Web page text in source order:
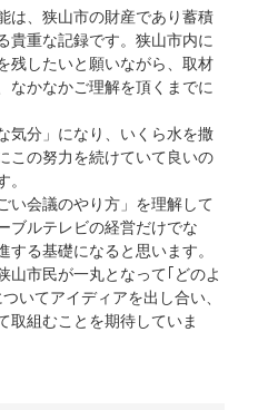
は、狭山市の財産であり蓄積
貴重な記録です。狭山市内に
残したいと願いながら、取材
なかなかご理解を頂くまでに
気分」になり、いくら水を撒
この努力を続けていて良いの
い会議のやり方」を理解して
ブルテレビの経営だけでな
する基礎になると思います。
山市民が一丸となって｢どのよ
いてアイディアを出し合い、
取組むことを期待していま